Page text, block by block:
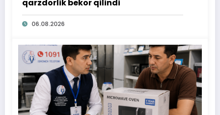
qarzdorlik bekor qilindi
06.08.2026